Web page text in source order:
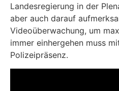
Landesregierung in der
aber auch darauf
Videoüberwachung, um
immer einhergehen muss
Polizeipräsenz.